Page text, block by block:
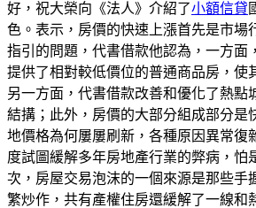
好，祝大榮向《法人》介紹了小額信貸
色。表示，房價的快速上漲首先是市場
指引的問題，代書借款他認為，一方面
提供了相對較低價位的普通商品房，使
另一方面，代書借款改善和優化了熱點
結搆；此外，房價的大部分組成部分是
地價格為何屢屢刷新，各種原因異常復
度試圖緩解多年房地產行業的弊病，怕
次，房屋交易泡沫的一個來源是那些手
繁炒作，共有產權住房還緩解了一線和